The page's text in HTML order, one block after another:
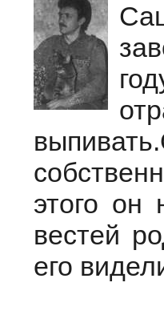
этого
вестей
его